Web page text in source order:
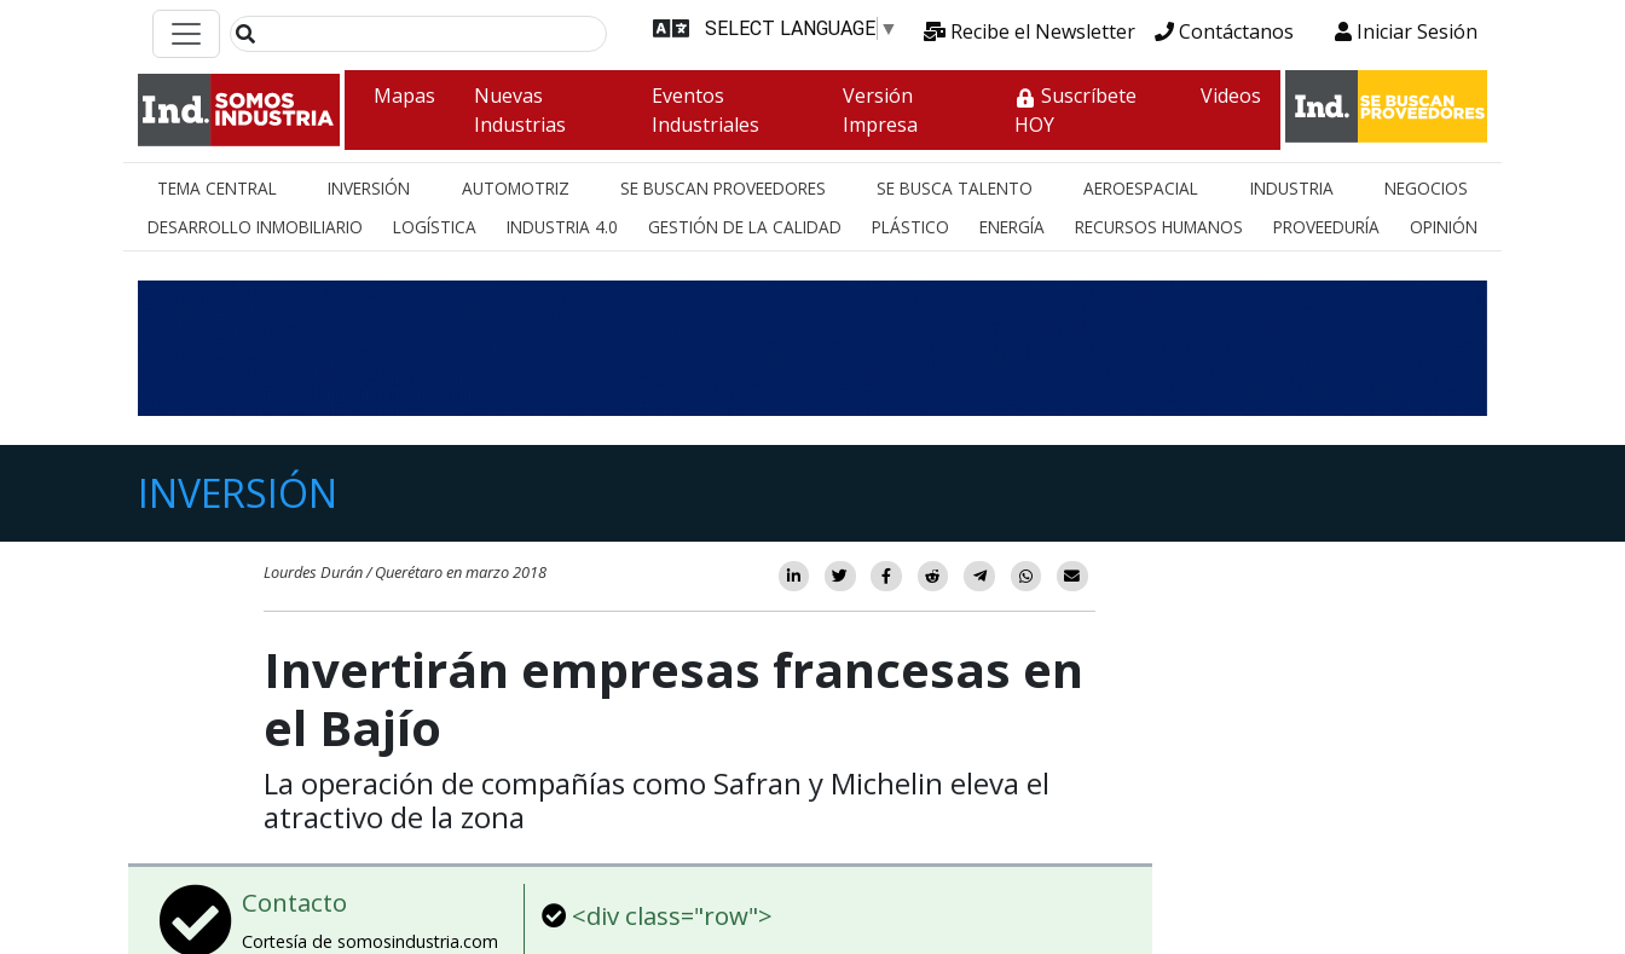
SELECT LANGUAGE ▼ Recibe el Newsletter Contáctanos Iniciar Sesión
Mapas
Nuevas
Industrias
Eventos
Industriales
Versión
Impresa
Suscríbete
HOY
Videos
TEMA CENTRAL INVERSIÓN AUTOMOTRIZ SE BUSCAN PROVEEDORES SE BUSCA TALENTO AEROESPACIAL INDUSTRIA
NEGOCIOS
DESARROLLO INMOBILIARIO
LOGÍSTICA INDUSTRIA 4.0 GESTIÓN DE LA CALIDAD PLÁSTICO ENERGÍA RECURSOS HUMANOS PROVEEDURÍA OPINIÓN
INVERSIÓN
Lourdes Durán / Querétaro en marzo 2018
Invertirán empresas francesas en
el Bajío
La operación de compañías como Safran y Michelin eleva el
atractivo de la zona
Contacto
Cortesía de somosindustria.com
<div class="row">